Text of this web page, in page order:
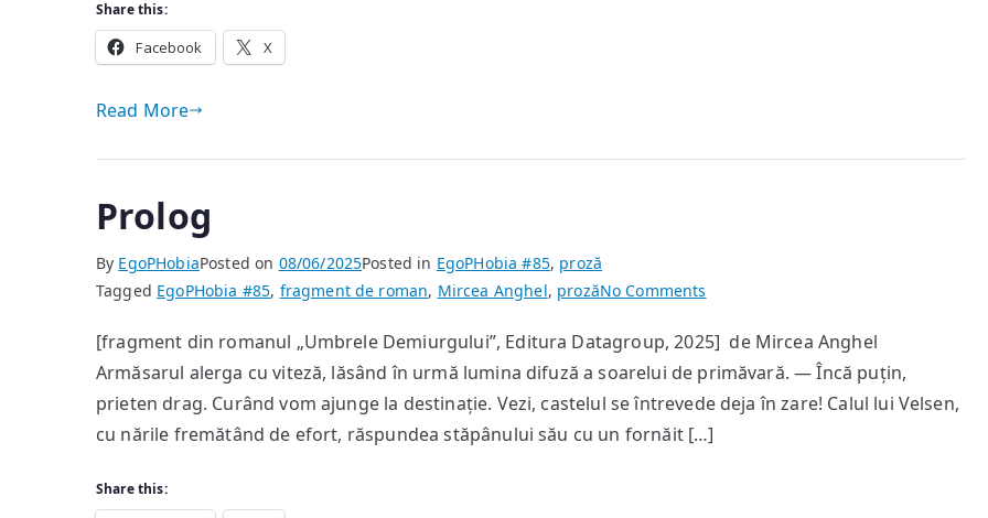
Share this:
Facebook X
Read More
Prolog
By EgoPHobiaPosted on 08/06/2025Posted in EgoPHobia #85, proză
Tagged EgoPHobia #85, fragment de roman, Mircea Anghel, prozăNo Comments
[fragment din romanul „Umbrele Demiurgului”, Editura Datagroup, 2025] de Mircea Anghel
Armăsarul alerga cu viteză, lăsând în urmă lumina difuză a soarelui de primăvară. — Încă puțin,
prieten drag. Curând vom ajunge la destinație. Vezi, castelul se întrevede deja în zare! Calul lui Velsen,
cu nările fremătând de efort, răspundea stăpânului său cu un fornăit […]
Share this: